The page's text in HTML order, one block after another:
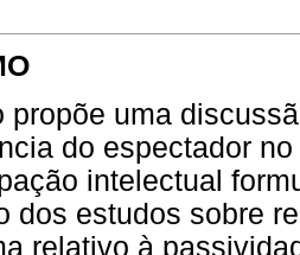
propõe uma
do espectador
intelectual
dos estudos sobre
relativo à